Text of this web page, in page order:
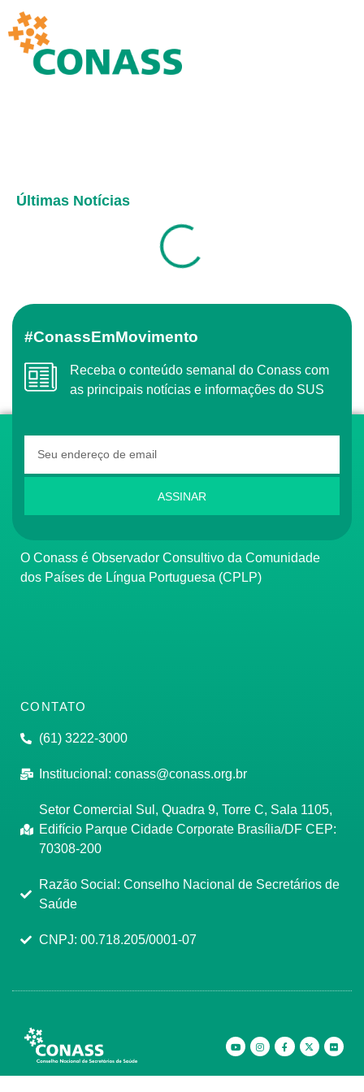
Últimas Notícias
#ConassEmMovimento
Receba o conteúdo semanal do Conass com
as principais notícias e informações do SUS
ASSINAR
O Conass é Observador Consultivo da Comunidade
dos Países de Língua Portuguesa (CPLP)
CONTATO
(61) 3222-3000
Institucional: conass@conass.org.br
Setor Comercial Sul, Quadra 9, Torre C, Sala 1105,
Edifício Parque Cidade Corporate Brasília/DF CEP:
70308-200
Razão Social: Conselho Nacional de Secretários de
Saúde
CNPJ: 00.718.205/0001-07